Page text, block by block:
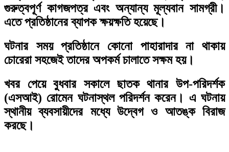
গুরুত্বপূর্ণ কাগজপত্র এবং অন্যান্য মূল্যবান সামগ্রী।
এতে প্রতিষ্ঠানের ব্যাপক ক্ষয়ক্ষতি হয়েছে।
ঘটনার সময় প্রতিষ্ঠানে কোনো পাহারাদার না থাকায়
চোরেরা সহজেই তাদের অপকর্ম চালাতে সক্ষম হয়।
খবর পেয়ে বুধবার সকালে ছাতক থানার উপ-পরিদর্শক
(এসআই) রোমেন ঘটনাস্থল পরিদর্শন করেন। এ ঘটনায়
স্থানীয় ব্যবসায়ীদের মধ্যে উদ্বেগ ও আতঙ্ক বিরাজ
করছে।